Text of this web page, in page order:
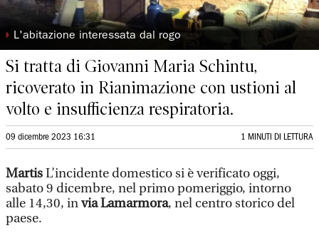
◗ L'abitazione interessata dal rogo
Si tratta di Giovanni Maria Schintu,
ricoverato in Rianimazione con ustioni al
volto e insufficienza respiratoria.
09 dicembre 2023 16:31 1 MINUTI DI LETTURA
MartisL’incidente domestico si è verificato oggi,
sabato 9 dicembre, nel primo pomeriggio, intorno
alle 14,30, invia Lamarmora, nel centro storico del
paese.